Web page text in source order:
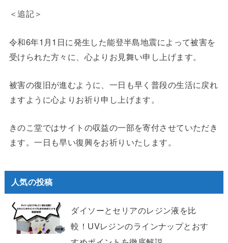
＜追記＞
令和6年1月1日に発生した能登半島地震によって被害を
受けられた方々に、心よりお見舞い申し上げます。
被害の復旧が進むように、一日も早く普段の生活に戻れ
ますように心よりお祈り申し上げます。
きのこ堂ではサイトの収益の一部を寄付させていただき
ます。一日も早い復興をお祈りいたします。
人気の投稿
ダイソーとセリアのレジン液を比
較！UVレジンのラインナップとおす